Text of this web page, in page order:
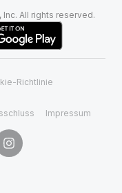
All rights reserved.
Richtlinie
Impressum